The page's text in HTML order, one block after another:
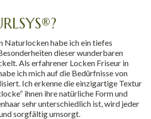
Naturlocken habe ich ein tiefes
dieser wunderbaren
Als erfahrener Locken Friseur in
ich mich auf die Bedürfnisse von
Ich erkenne die einzigartige Textur
ihnen ihre natürliche Form und
sehr unterschiedlich ist, wird jeder
sorgfältig umsorgt.